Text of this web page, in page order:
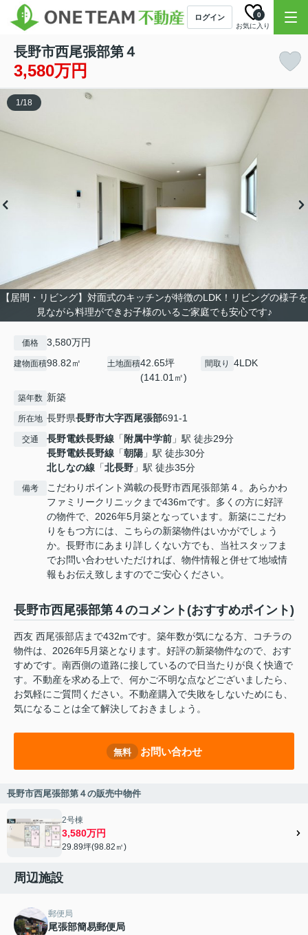
ログイン
お気に入り
0
長野市西尾張部第４
3,580万円
【居間・リビング】対面式のキッチンが特徴のLDK！リビングの様子を
見ながら料理ができお子様のいるご家庭でも安心です♪
1/18
価格 3,580万円
建物面積98.82㎡ 土地面積42.65坪
(141.01㎡)
間取り 4LDK
築年数 新築
所在地 長野県長野市大字西尾張部691-1
交通 長野電鉄長野線 「 附属中学前 」駅 徒歩29分
長野電鉄長野線 「朝陽 」駅 徒歩30分
北しなの線 「北長野 」駅 徒歩35分
備考
こだわりポイント満載の長野市西尾張部第４。あらかわ
ファミリークリニックまで436mです。多くの方に好評
の物件で、2026年5月築となっています。新築にこだわ
りをもつ方には、こちらの新築物件はいかがでしょう
か。長野市にあまり詳しくない方でも、当社スタッフま
でお問い合わせいただければ、物件情報と併せて地域情
報もお伝え致しますのでご安心ください。
長野市西尾張部第４のコメント(おすすめポイント)
西友 西尾張部店まで432mです。築年数が気になる方、コチラの
物件は、2026年5月築となります。好評の新築物件なので、おす
すめです。南西側の道路に接しているので日当たりが良く快適で
す。不動産を求める上で、何かご不明な点などございましたら、
お気軽にご質問ください。不動産購入で失敗をしないためにも、
気になることは全て解決しておきましょう。
無料 お問い合わせ
長野市西尾張部第４の販売中物件
2号棟
3,580万円
29.89坪(98.82㎡)
周辺施設
郵便局
尾張部簡易郵便局